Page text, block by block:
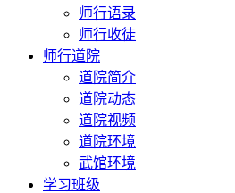
师行语录
师行收徒
师行道院
道院简介
道院动态
道院视频
道院环境
武馆环境
学习班级